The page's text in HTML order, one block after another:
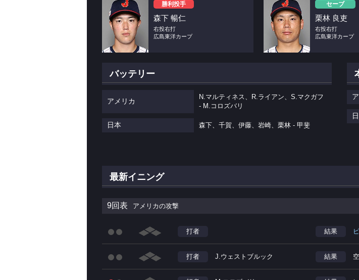
勝利投手
森下 暢仁
右投右打
広島東洋カープ
セーブ
栗林 良吏
右投右打
広島東洋カープ
バッテリー
アメリカ
N.マルティネス、R.ライアン、S.マクガフ
- M.コロズバリ
日本 森下、千賀、伊藤、岩崎、栗林 - 甲斐
最新イニング
9回表 アメリカの攻撃
打者 結果
打者 J.ウェストブルック 結果